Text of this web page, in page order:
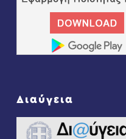
Διαύγεια